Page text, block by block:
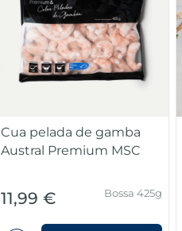
Cua pelada de gamba
Austral Premium MSC
11,99 € Bossa 425g